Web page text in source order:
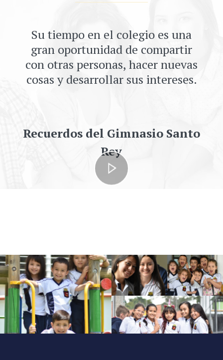
Su tiempo en el colegio es una
gran oportunidad de compartir
con otras personas, hacer nuevas
cosas y desarrollar sus intereses.
Recuerdos del Gimnasio Santo
Rey